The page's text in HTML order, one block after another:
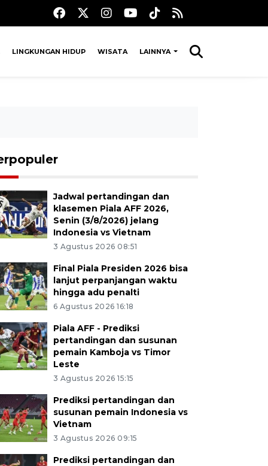
LINGKUNGAN HIDUP WISATA LAINNYA
Jadwal pertandingan dan
klasemen Piala AFF 2026,
Senin (3/8/2026) jelang
Indonesia vs Vietnam
3 Agustus 2026 08:51
Final Piala Presiden 2026 bisa
lanjut perpanjangan waktu
hingga adu penalti
6 Agustus 2026 16:18
Piala AFF - Prediksi
pertandingan dan susunan
pemain Kamboja vs Timor
Leste
3 Agustus 2026 15:15
Prediksi pertandingan dan
susunan pemain Indonesia vs
Vietnam
3 Agustus 2026 09:15
Prediksi pertandingan dan